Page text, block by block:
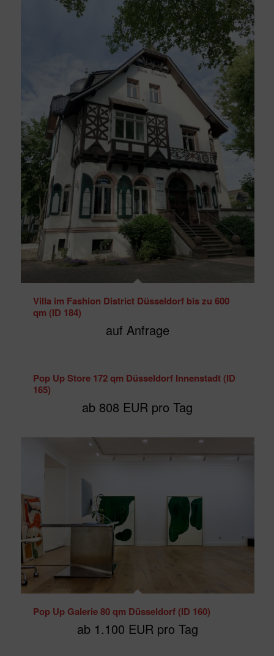
Villa im Fashion District Düsseldorf bis zu 600
qm (ID 184)
auf Anfrage
Pop Up Store 172 qm Düsseldorf Innenstadt (ID
165)
ab 808 EUR pro Tag
Pop Up Galerie 80 qm Düsseldorf (ID 160)
ab 1.100 EUR pro Tag